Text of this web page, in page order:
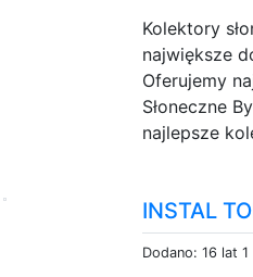
Kolektory
największe
Oferujemy
Słoneczne
najlepsze
INSTAL
Dodano: 16 lat